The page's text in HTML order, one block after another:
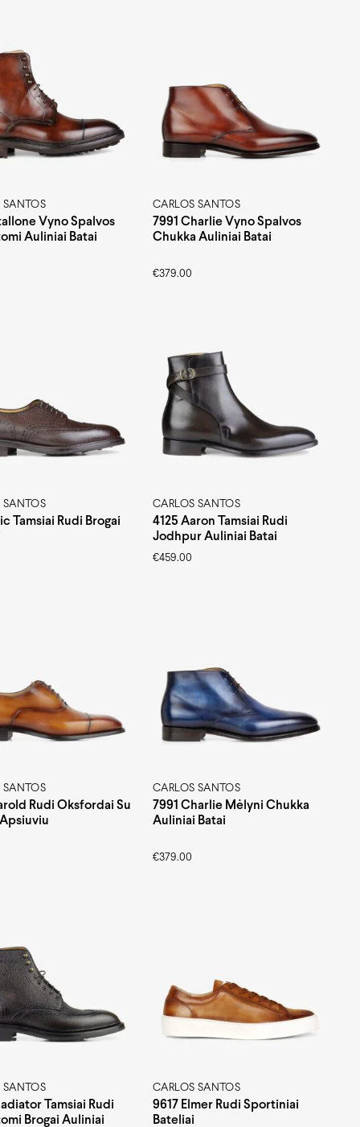
SANTOS
Vyno Spalvos
Auliniai Batai
CARLOS SANTOS
7991 Charlie Vyno Spalvos
Chukka Auliniai Batai
€379.00
SANTOS
Tamsiai Rudi Brogai
CARLOS SANTOS
4125 Aaron Tamsiai Rudi
Jodhpur Auliniai Batai
€459.00
SANTOS
Rudi Oksfordai Su
CARLOS SANTOS
7991 Charlie Mėlyni Chukka
Auliniai Batai
€379.00
SANTOS
Tamsiai Rudi
Brogai Auliniai
CARLOS SANTOS
9617 Elmer Rudi Sportiniai
Bateliai